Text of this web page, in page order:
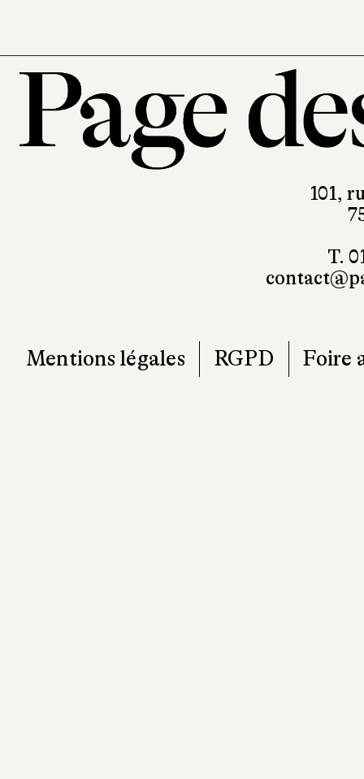
101,
T.
Mentions légales RGPD Foire